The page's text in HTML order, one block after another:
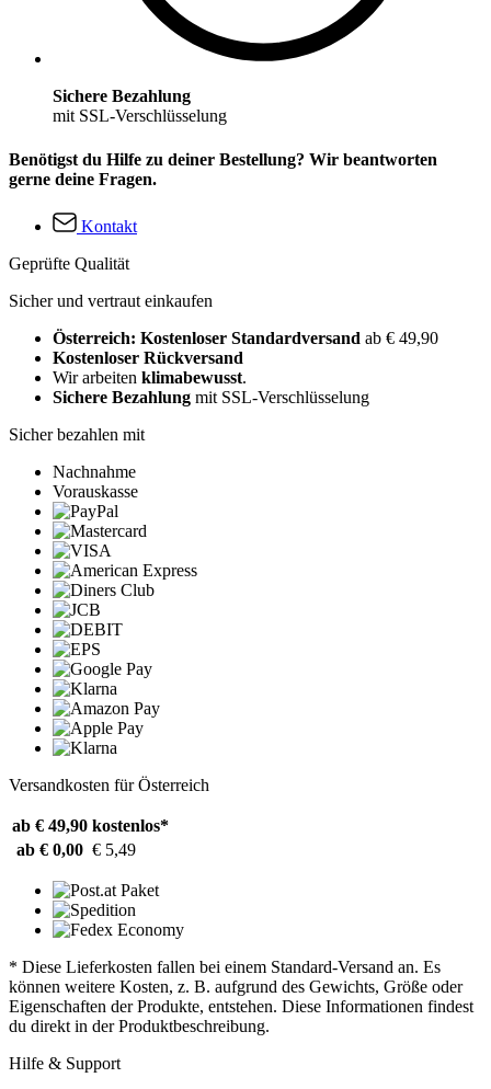
Sichere Bezahlung
mit SSL-Verschlüsselung
Benötigst du Hilfe zu deiner Bestellung? Wir beantworten
gerne deine Fragen.
Kontakt
Geprüfte Qualität
Sicher und vertraut einkaufen
Österreich: Kostenloser Standardversand ab € 49,90
Kostenloser Rückversand
Wir arbeiten klimabewusst.
Sichere Bezahlung mit SSL-Verschlüsselung
Sicher bezahlen mit
Nachnahme
Vorauskasse
Versandkosten für Österreich
ab € 49,90 kostenlos*
ab € 0,00 € 5,49
* Diese Lieferkosten fallen bei einem Standard-Versand an. Es
können weitere Kosten, z. B. aufgrund des Gewichts, Größe oder
Eigenschaften der Produkte, entstehen. Diese Informationen findest
du direkt in der Produktbeschreibung.
Hilfe & Support